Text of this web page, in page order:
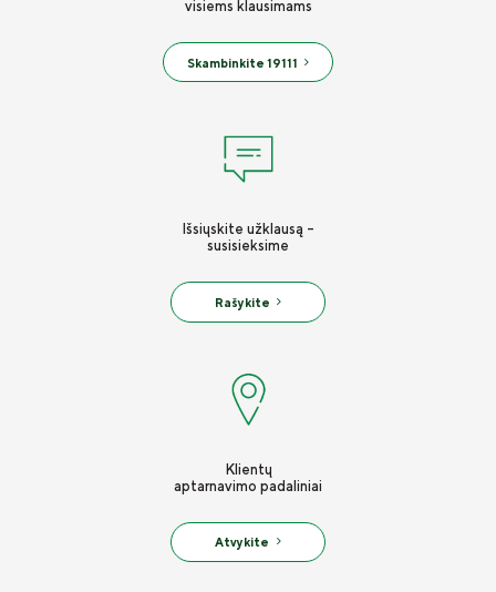
visiems klausimams
Skambinkite 19111
Išsiųskite užklausą -
susisieksime
Rašykite
Klientų
aptarnavimo padaliniai
Atvykite